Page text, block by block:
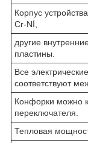
Корпус
Cr-Nİ,
другие
пластины.
Все
соответствуют
Конфорки можно
переключателя.
Тепловая